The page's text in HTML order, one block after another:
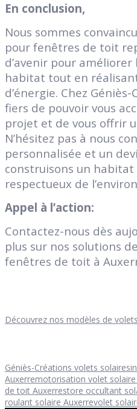
En conclusion,
Nous sommes
pour fenêtres de toit
d’avenir pour
habitat tout en
d’énergie. Chez
fiers de pouvoir vous
projet et de vous offrir
N’hésitez pas à nous
personnalisée et un
construisons un
respectueux de
Appel à l’action:
Contactez-nous dès
plus sur nos solutions
fenêtres de toit à
Découvrez nos modèles de
Géniès-Créations volets solaires
Auxerremotorisation volet solaire
de toit Auxerrestore occultant
roulant solaire Auxerrevolet